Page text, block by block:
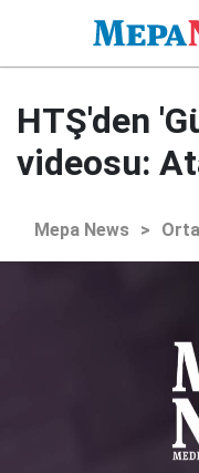
HTŞ'den
videosu:
Mepa News >